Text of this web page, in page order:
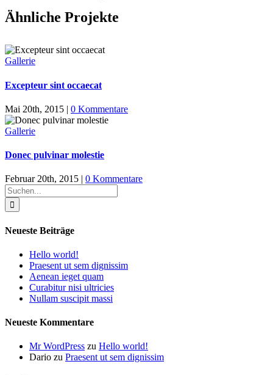
Ähnliche Projekte
Gallerie
Excepteur sint occaecat
Mai 20th, 2015 | 0 Kommentare
Gallerie
Donec pulvinar molestie
Februar 20th, 2015 | 0 Kommentare
Suche
nach:
Neueste Beiträge
Hello world!
Praesent ut sem dignissim
Aenean ieget quam
Curabitur nisi ultricies
Nullam suscipit massi
Neueste Kommentare
Mr WordPress zu Hello world!
Dario zu Praesent ut sem dignissim